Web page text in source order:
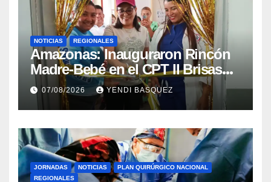
NOTICIAS REGIONALES
​Amazonas: Inauguraron Rincón
Madre-Bebé en el CPT II Brisas
del Aeropuerto ​Inauguraron
Rincón
07/08/2026 YENDI BASQUEZ
JORNADAS NOTICIAS
PLAN QUIRÚRGICO NACIONAL
REGIONALES